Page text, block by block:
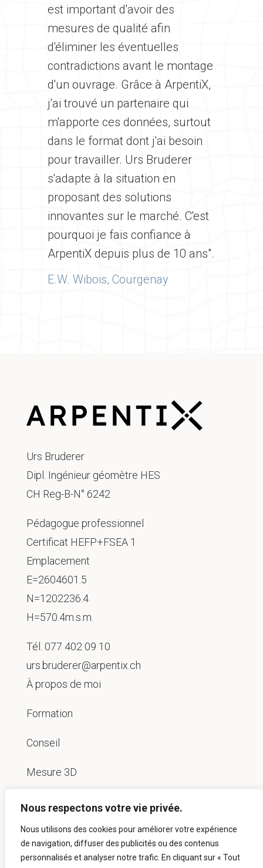
Nous respectons votre vie privée.
Nous utilisons des cookies pour améliorer votre expérience
de navigation, diffuser des publicités ou des contenus
personnalisés et analyser notre trafic. En cliquant sur « Tout
est important d'avoir des
mesures de qualité afin
d'éliminer les éventuelles
contradictions avant le montage
d'un ouvrage. Grâce à ArpentiX,
j'ai trouvé un partenaire qui
m'apporte ces données, surtout
dans le format dont j'ai besoin
pour travailler. Urs Bruderer
s'adapte à la situation en
proposant des solutions
innovantes sur le marché. C'est
pourquoi je fais confiance à
ArpentiX depuis plus de 10 ans".
E.W. Wibois, Courgenay
Urs Bruderer
Dipl. Ingénieur géomètre HES
CH Reg-B-N° 6242
Pédagogue professionnel
Certificat HEFP+FSEA 1
Emplacement
E=2604601.5
N=1202236.4
H=570.4m.s.m.
Tél. 077 402 09 10
urs.bruderer@arpentix.ch
À propos de moi
Formation
Conseil
Mesure 3D
Reconstruction
Droit d'auteur © 2026 |Mentions légales|
Protection des données|